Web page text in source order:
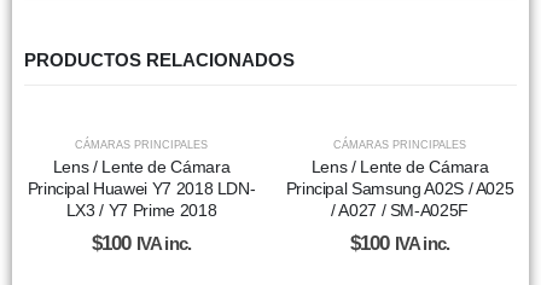
PRODUCTOS RELACIONADOS
CÁMARAS PRINCIPALES
Lens / Lente de Cámara
Principal Huawei Y7 2018 LDN-
LX3 / Y7 Prime 2018
$100 IVA inc.
CÁMARAS PRINCIPALES
Lens / Lente de Cámara
Principal Samsung A02S / A025
/ A027 / SM-A025F
$100 IVA inc.